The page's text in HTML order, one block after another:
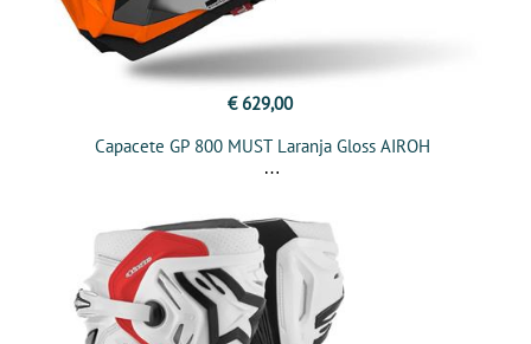
€ 629,00
Capacete GP 800 MUST Laranja Gloss AIROH